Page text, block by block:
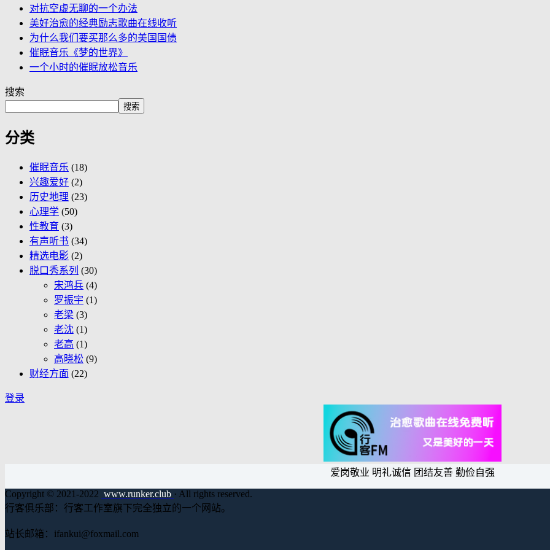
对抗空虚无聊的一个办法
美好治愈的经典励志歌曲在线收听
为什么我们要买那么多的美国国债
催眠音乐《梦的世界》
一个小时的催眠放松音乐
搜索
搜索
分类
催眠音乐 (18)
兴趣爱好 (2)
历史地理 (23)
心理学 (50)
性教育 (3)
有声听书 (34)
精选电影 (2)
脱口秀系列 (30)
宋鸿兵 (4)
罗振宇 (1)
老梁 (3)
老沈 (1)
老高 (1)
高晓松 (9)
财经方面 (22)
登录
爱岗敬业 明礼诚信 团结友善 勤俭自强
Copyright © 2021-2022 www.runker.club · All rights reserved.
行客俱乐部：行客工作室旗下完全独立的一个网站。
站长邮箱：ifankui@foxmail.com